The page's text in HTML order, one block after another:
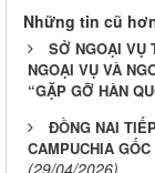
Những tin cũ
SỞ NGOẠI VỤ
NGOẠI VỤ VÀ
“GẶP GỠ HÀN
ĐỒNG NAI
CAMPUCHIA